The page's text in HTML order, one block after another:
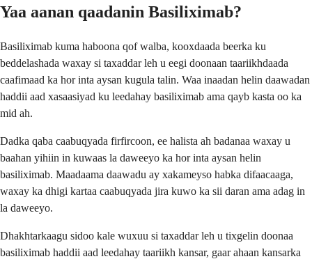
Yaa aanan qaadanin Basiliximab?
Basiliximab kuma haboona qof walba, kooxdaada beerka ku
beddelashada waxay si taxaddar leh u eegi doonaan taariikhdaada
caafimaad ka hor inta aysan kugula talin. Waa inaadan helin daawadan
haddii aad xasaasiyad ku leedahay basiliximab ama qayb kasta oo ka
mid ah.
Dadka qaba caabuqyada firfircoon, ee halista ah badanaa waxay u
baahan yihiin in kuwaas la daweeyo ka hor inta aysan helin
basiliximab. Maadaama daawadu ay xakameyso habka difaacaaga,
waxay ka dhigi kartaa caabuqyada jira kuwo ka sii daran ama adag in
la daweeyo.
Dhakhtarkaagu sidoo kale wuxuu si taxaddar leh u tixgelin doonaa
basiliximab haddii aad leedahay taariikh kansar, gaar ahaan kansarka